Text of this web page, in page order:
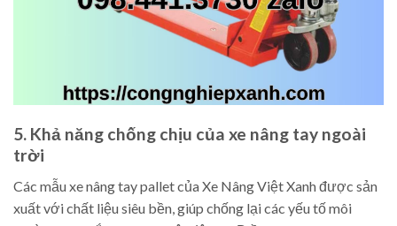
5. Khả năng chống chịu của xe nâng tay ngoài
trời
Các mẫu xe nâng tay pallet của Xe Nâng Việt Xanh được sản
xuất với chất liệu siêu bền, giúp chống lại các yếu tố môi